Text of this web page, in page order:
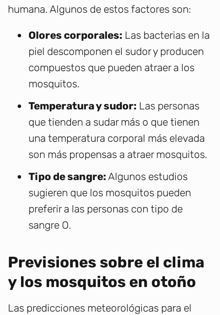
humana. Algunos de estos factores son:
Olores corporales: Las bacterias en la
piel descomponen el sudor y producen
compuestos que pueden atraer a los
mosquitos.
Temperatura y sudor: Las personas
que tienden a sudar más o que tienen
una temperatura corporal más elevada
son más propensas a atraer mosquitos.
Tipo de sangre: Algunos estudios
sugieren que los mosquitos pueden
preferir a las personas con tipo de
sangre O.
Previsiones sobre el clima
y los mosquitos en otoño
Las predicciones meteorológicas para el